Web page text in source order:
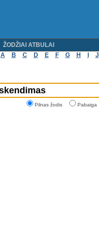
ŽODŽIAI ATBULAI
A
B C D E F G H J
Pilnas žodis Pabaiga